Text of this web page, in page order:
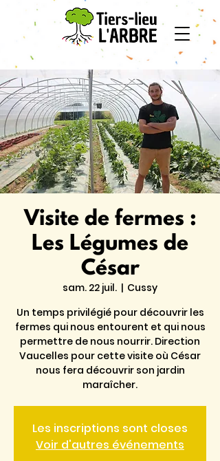
Visite de fermes :
Les Légumes de
César
sam. 22 juil.
  |
Cussy
Un temps privilégié pour découvrir les
fermes qui nous entourent et qui nous
permettre de nous nourrir. Direction
Vaucelles pour cette visite où César
nous fera découvrir son jardin
maraîcher.
Les inscriptions sont closes
Voir d'autres événements